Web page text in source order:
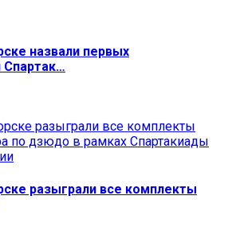
назвали первых
Спартак…
разыграли все комплекты